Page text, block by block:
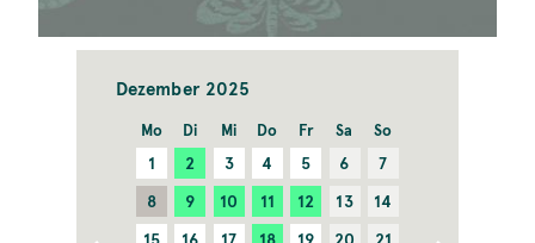
Dezember
Mo Di Mi Do Fr Sa So
1 2 3 4 5 6
7
8
9 10 11 12 13
14